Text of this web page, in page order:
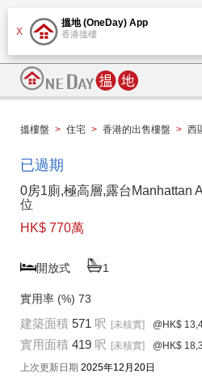
X
搵地 (OneDay) App
香港搵樓
搵樓盤 > 住宅 > 香港的出售樓盤 > 西
已過期
0房1廁,極高層,露台Manhattan
位
HK$ 770萬
開放式 1
實用率 (%) 73
建築面積 571 呎 [未核實] @HK$
實用面積 419 呎 [未核實] @HK$
上次更新日期 2025年12月20日